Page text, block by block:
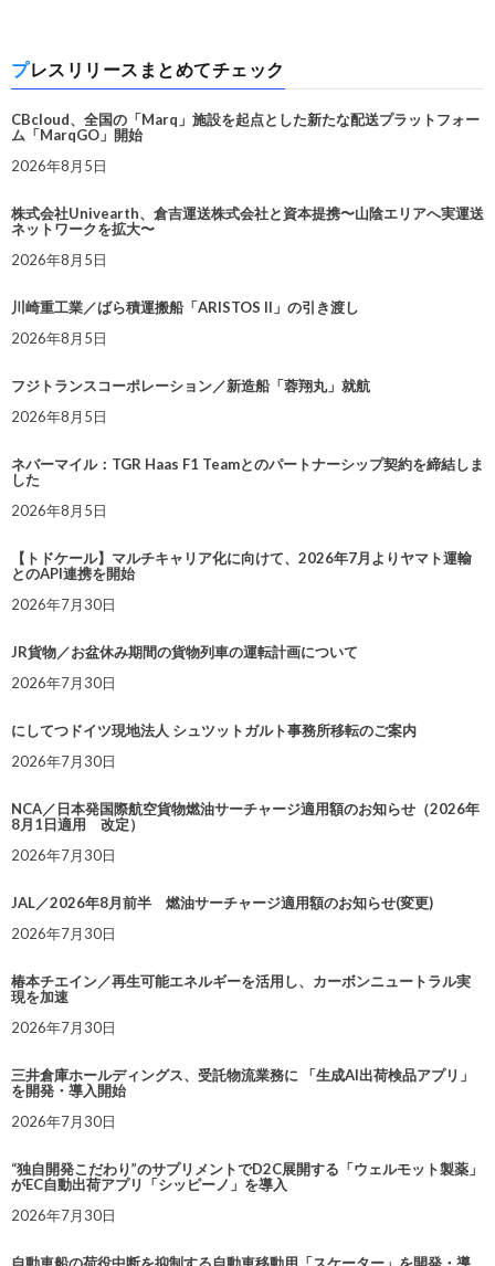
プレスリリースまとめてチェック
CBcloud、全国の「Marq」施設を起点とした新たな配送プラットフォー
ム「MarqGO」開始
2026年8月5日
株式会社Univearth、倉吉運送株式会社と資本提携〜山陰エリアへ実運送
ネットワークを拡大〜
2026年8月5日
川崎重工業／ばら積運搬船「ARISTOS II」の引き渡し
2026年8月5日
フジトランスコーポレーション／新造船「蓉翔丸」就航
2026年8月5日
ネバーマイル：TGR Haas F1 Teamとのパートナーシップ契約を締結しま
した
2026年8月5日
【トドケール】マルチキャリア化に向けて、2026年7月よりヤマト運輸
とのAPI連携を開始
2026年7月30日
JR貨物／お盆休み期間の貨物列車の運転計画について
2026年7月30日
にしてつドイツ現地法人 シュツットガルト事務所移転のご案内
2026年7月30日
NCA／日本発国際航空貨物燃油サーチャージ適用額のお知らせ（2026年
8月1日適用 改定）
2026年7月30日
JAL／2026年8月前半 燃油サーチャージ適用額のお知らせ(変更)
2026年7月30日
椿本チエイン／再生可能エネルギーを活用し、カーボンニュートラル実
現を加速
2026年7月30日
三井倉庫ホールディングス、受託物流業務に 「生成AI出荷検品アプリ」
を開発・導入開始
2026年7月30日
“独自開発こだわり”のサプリメントでD2C展開する「ウェルモット製薬」
がEC自動出荷アプリ「シッピーノ」を導入
2026年7月30日